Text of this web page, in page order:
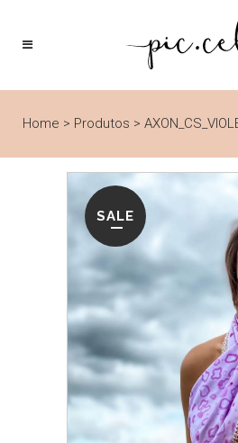
Home > Produtos >
SALE